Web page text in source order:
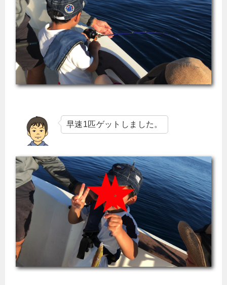
早速1匹ゲットしました。